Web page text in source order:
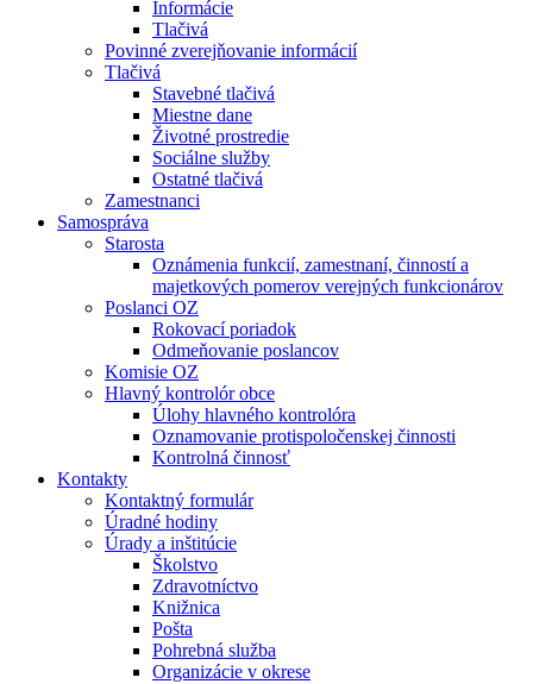
Informácie
Tlačivá
Povinné zverejňovanie informácií
Tlačivá
Stavebné tlačivá
Miestne dane
Životné prostredie
Sociálne služby
Ostatné tlačivá
Zamestnanci
Samospráva
Starosta
Oznámenia funkcií, zamestnaní, činností a
majetkových pomerov verejných funkcionárov
Poslanci OZ
Rokovací poriadok
Odmeňovanie poslancov
Komisie OZ
Hlavný kontrolór obce
Úlohy hlavného kontrolóra
Oznamovanie protispoločenskej činnosti
Kontrolná činnosť
Kontakty
Kontaktný formulár
Úradné hodiny
Úrady a inštitúcie
Školstvo
Zdravotníctvo
Knižnica
Pošta
Pohrebná služba
Organizácie v okrese